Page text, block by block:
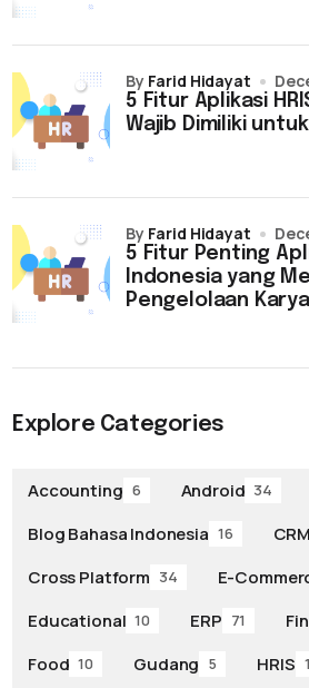
5 Fitur Aplikasi
Wajib Dimiliki
by Farid Hidayat
5 Fitur Penting
Indonesia yang
Pengelolaan
by Farid Hidayat
Explore Categories
Accounting 6 Android 34
Blog Bahasa Indonesia 16 CRM
Cross Platform 34 E-
Educational 10 ERP 71
Food 10 Gudang 5 HRIS